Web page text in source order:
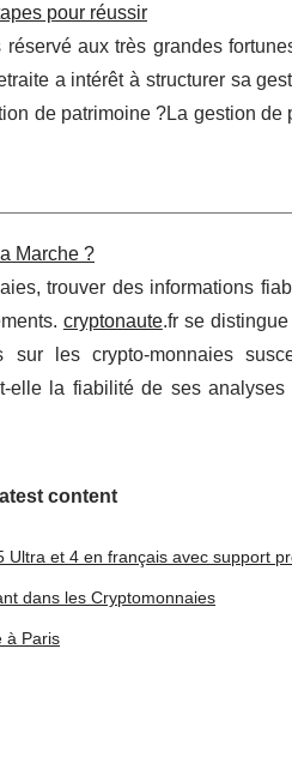
pour réussir
aux très grandes
a intérêt à structurer sa
de patrimoine ?La gestion de
Marche ?
trouver des informations
cryptonaute.fr se
les crypto-monnaies
elle la fiabilité de ses
content
et 4 en français avec support
dans les Cryptomonnaies
à Paris